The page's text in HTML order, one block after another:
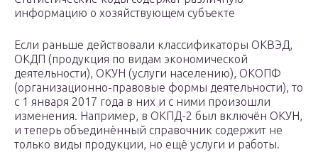
информацию о хозяйствующем субъекте
Если раньше действовали классификаторы ОКВЭД,
ОКДП (продукция по видам экономической
деятельности), ОКУН (услуги населению), ОКОПФ
(организационно-правовые формы деятельности), то
с 1 января 2017 года в них и с ними произошли
изменения. Например, в ОКПД-2 был включён ОКУН,
и теперь объединённый справочник содержит не
только виды продукции, но ещё услуги и работы.